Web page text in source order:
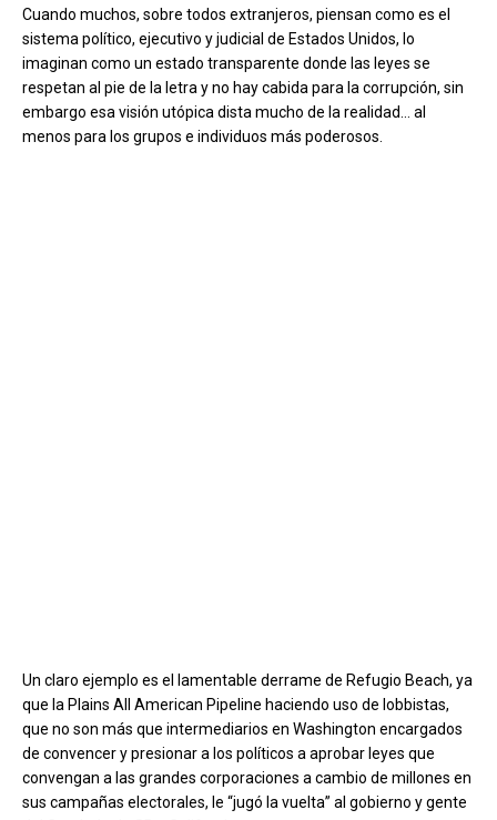
Cuando muchos, sobre todos extranjeros, piensan como es el
sistema político, ejecutivo y judicial de Estados Unidos, lo
imaginan como un estado transparente donde las leyes se
respetan al pie de la letra y no hay cabida para la corrupción, sin
embargo esa visión utópica dista mucho de la realidad… al
menos para los grupos e individuos más poderosos.
Un claro ejemplo es el lamentable derrame de Refugio Beach, ya
que la Plains All American Pipeline haciendo uso de lobbistas,
que no son más que intermediarios en Washington encargados
de convencer y presionar a los políticos a aprobar leyes que
convengan a las grandes corporaciones a cambio de millones en
sus campañas electorales, le “jugó la vuelta” al gobierno y gente